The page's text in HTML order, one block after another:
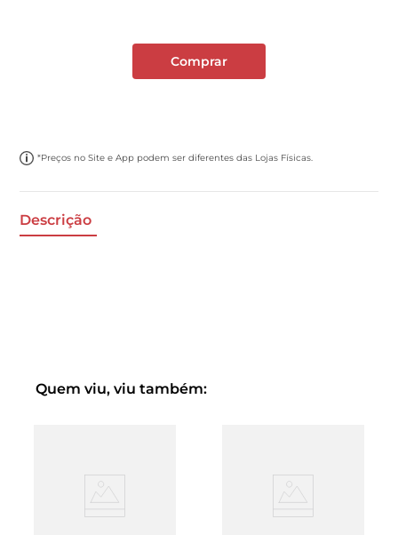
Comprar
*Preços no Site e App podem ser diferentes das Lojas Físicas.
Descrição
Quem viu, viu também: